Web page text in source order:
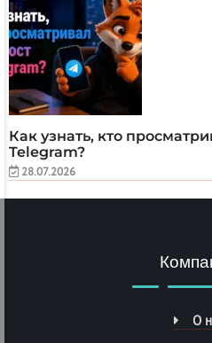
Как узнать, кто
Telegram?
28.07.2026
О